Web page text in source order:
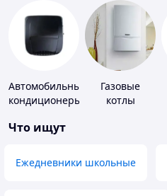
Автомобильные
кондиционеры
Газовые
котлы
Что ищут
Ежедневники школьные